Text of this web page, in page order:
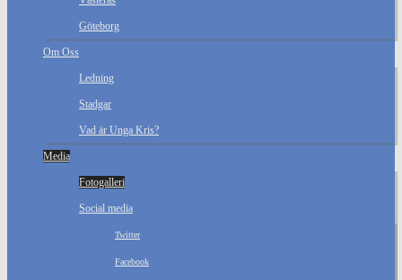
Göteborg
Om Oss
Ledning
Stadgar
Vad är Unga Kris?
Media
Fotogalleri
Social media
Twitter
Facebook